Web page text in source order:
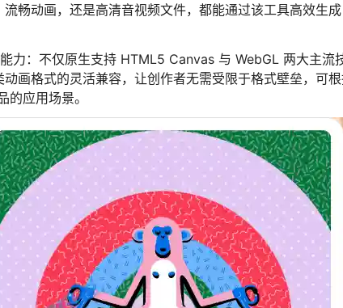
畅动画，还是高清音视频文件，都能通过该工具高效生
力：不仅原生支持 HTML5 Canvas 与 WebGL 两大主流
画格式的灵活兼容，让创作者无需受限于格式壁垒，可
应用场景。